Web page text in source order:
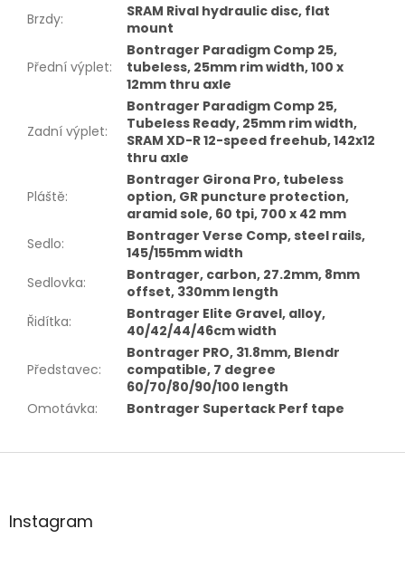
Brzdy:
SRAM Rival hydraulic disc, flat
mount
Přední výplet:
Bontrager Paradigm Comp 25,
tubeless, 25mm rim width, 100 x
12mm thru axle
Zadní výplet:
Bontrager Paradigm Comp 25,
Tubeless Ready, 25mm rim width,
SRAM XD-R 12-speed freehub, 142x12
thru axle
Pláště:
Bontrager Girona Pro, tubeless
option, GR puncture protection,
aramid sole, 60 tpi, 700 x 42 mm
Sedlo:
Bontrager Verse Comp, steel rails,
145/155mm width
Sedlovka:
Bontrager, carbon, 27.2mm, 8mm
offset, 330mm length
Řidítka:
Bontrager Elite Gravel, alloy,
40/42/44/46cm width
Představec:
Bontrager PRO, 31.8mm, Blendr
compatible, 7 degree
60/70/80/90/100 length
Omotávka: Bontrager Supertack Perf tape
Z
aInstagram